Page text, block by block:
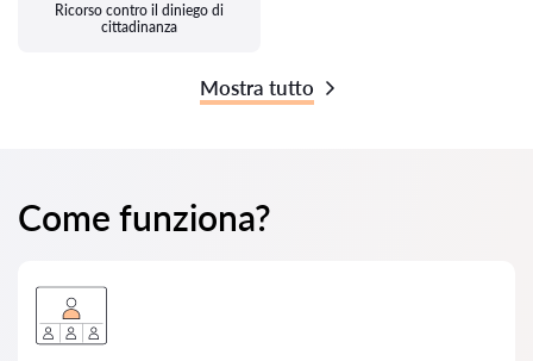
Ricorso contro il diniego di
cittadinanza
Mostra tutto
Come funziona?